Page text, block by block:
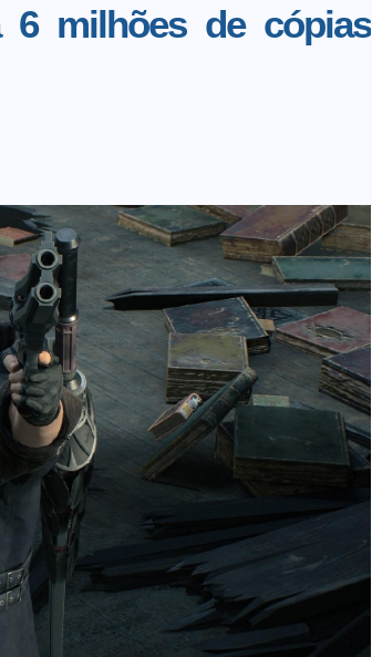
6 milhões de cópias